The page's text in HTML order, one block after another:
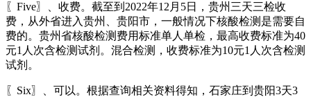
〖Five〗、收费。截至到2022年12月5日，贵州三天三检收
费，从外省进入贵州、贵阳市，一般情况下核酸检测是需要自
费的。贵州省核酸检测费用标准单人单检，最高收费标准为40
元1人次含检测试剂。混合检测，收费标准为10元1人次含检测
试剂。
〖Six〗、可以。根据查询相关资料得知，石家庄到贵阳3天3